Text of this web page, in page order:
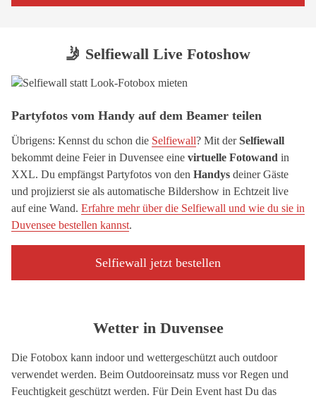
🤳 Selfiewall Live Fotoshow
Partyfotos vom Handy auf dem Beamer teilen
Übrigens: Kennst du schon die Selfiewall? Mit derSelfiewall
bekommt deine Feier in Duvensee eine virtuelle Fotowand in
XXL. Du empfängst Partyfotos von den Handys deiner Gäste
und projizierst sie als automatische Bildershow in Echtzeit live
auf eine Wand. Erfahre mehr über die Selfiewall und wie du sie in
Duvensee bestellen kannst.
Selfiewall jetzt bestellen
Wetter in Duvensee
Die Fotobox kann indoor und wettergeschützt auch outdoor
verwendet werden. Beim Outdooreinsatz muss vor Regen und
Feuchtigkeit geschützt werden. Für Dein Event hast Du das